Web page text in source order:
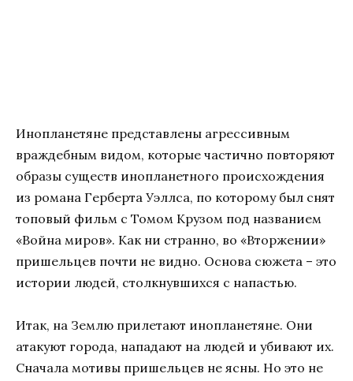
Инопланетяне представлены агрессивным
враждебным видом, которые частично повторяют
образы существ инопланетного происхождения
из романа Герберта Уэллса, по которому был снят
топовый фильм с Томом Крузом под названием
«Война миров». Как ни странно, во «Вторжении»
пришельцев почти не видно. Основа сюжета – это
истории людей, столкнувшихся с напастью.
Итак, на Землю прилетают инопланетяне. Они
атакуют города, нападают на людей и убивают их.
Сначала мотивы пришельцев не ясны. Но это не